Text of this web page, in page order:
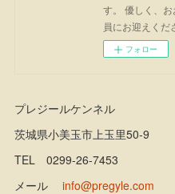
す。 優しく、
員にお迎えくだ
フォロー
プレジールケンネル
茨城県小美玉市上玉里50-9
TEL 0299-26-7453
メールinfo@pregyle.com